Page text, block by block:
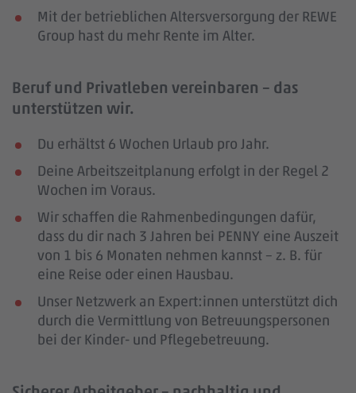
Mit der betrieblichen Altersversorgung der REWE
Group hast du mehr Rente im Alter.
Beruf und Privatleben vereinbaren – das
unterstützen wir.
Du erhältst 6 Wochen Urlaub pro Jahr.
Deine Arbeitszeitplanung erfolgt in der Regel 2
Wochen im Voraus.
Wir schaffen die Rahmenbedingungen dafür,
dass du dir nach 3 Jahren bei PENNY eine Auszeit
von 1 bis 6 Monaten nehmen kannst – z. B. für
eine Reise oder einen Hausbau.
Unser Netzwerk an Expert:innen unterstützt dich
durch die Vermittlung von Betreuungspersonen
bei der Kinder- und Pflegebetreuung.